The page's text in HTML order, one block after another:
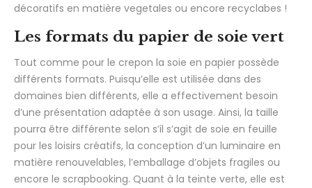
décoratifs en matière vegetales ou encore recyclabes !
Les formats du papier de soie vert
Tout comme pour le crepon la soie en papier possède
différents formats. Puisqu’elle est utilisée dans des
domaines bien différents, elle a effectivement besoin
d’une présentation adaptée à son usage. Ainsi, la taille
pourra être différente selon s’il s’agit de soie en feuille
pour les loisirs créatifs, la conception d’un luminaire en
matière renouvelables, l’emballage d’objets fragiles ou
encore le scrapbooking. Quant à la teinte verte, elle est